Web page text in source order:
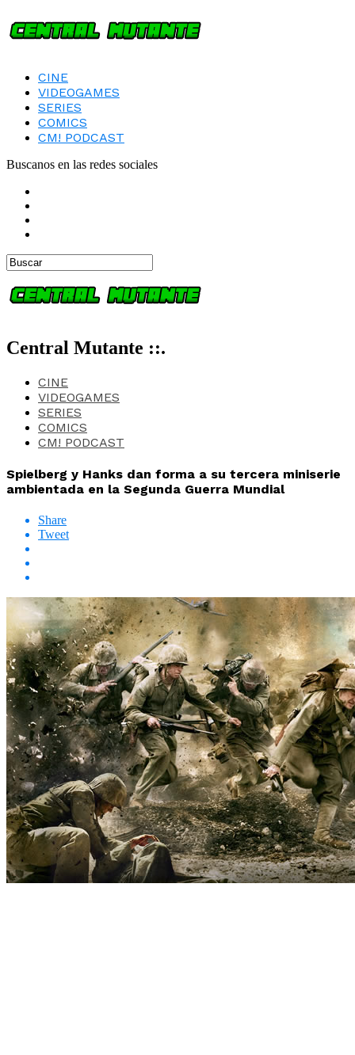
CINE
VIDEOGAMES
SERIES
COMICS
CM! PODCAST
Buscanos en las redes sociales
Central Mutante ::.
CINE
VIDEOGAMES
SERIES
COMICS
CM! PODCAST
Spielberg y Hanks dan forma a su tercera miniserie
ambientada en la Segunda Guerra Mundial
Share
Tweet